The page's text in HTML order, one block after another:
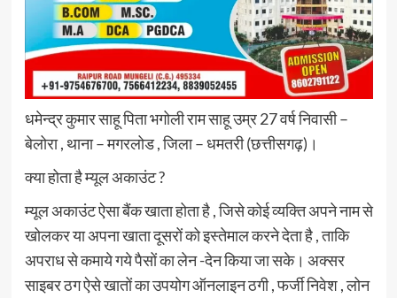
धमेन्द्र कुमार साहू पिता भगोली राम साहू उम्र 27 वर्ष निवासी –
बेलोरा , थाना – मगरलोड , जिला – धमतरी (छत्तीसगढ़)।
क्या होता है म्यूल अकाउंट ?
म्यूल अकाउंट ऐसा बैंक खाता होता है , जिसे कोई व्यक्ति अपने नाम से
खोलकर या अपना खाता दूसरों को इस्तेमाल करने देता है , ताकि
अपराध से कमाये गये पैसों का लेन -देन किया जा सके। अक्सर
साइबर ठग ऐसे खातों का उपयोग ऑनलाइन ठगी , फर्जी निवेश , लोन